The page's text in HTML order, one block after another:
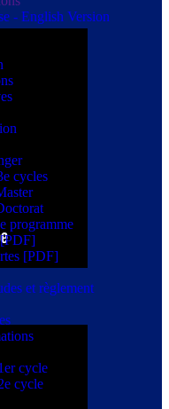
- English Version
cycles
programme
[PDF]
et règlement
cycle
cycle